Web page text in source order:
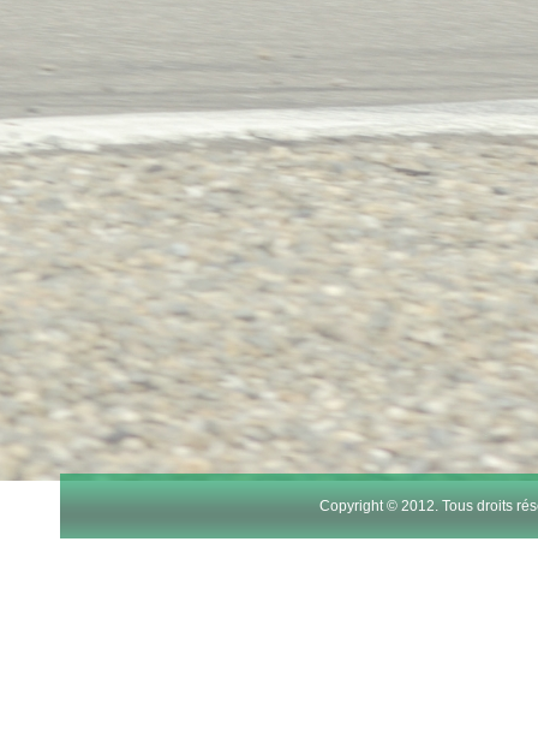
Copyright © 2012. Tous droits